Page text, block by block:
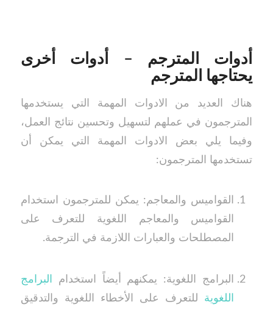
أدوات المترجم – أدوات أخرى
يحتاجها المترجم
هناك العديد من الادوات المهمة التي يستخدمها
المترجمون في عملهم لتسهيل وتحسين نتائج العمل،
وفيما يلي بعض الادوات المهمة التي يمكن أن
تستخدمها المترجمون:
القواميس والمعاجم: يمكن للمترجمون استخدام
القواميس والمعاجم اللغوية للتعرف على
المصطلحات والعبارات اللازمة في الترجمة.
البرامج اللغوية: يمكنهم أيضاً استخدام
البرامج
اللغوية للتعرف على الأخطاء اللغوية والتدقيق